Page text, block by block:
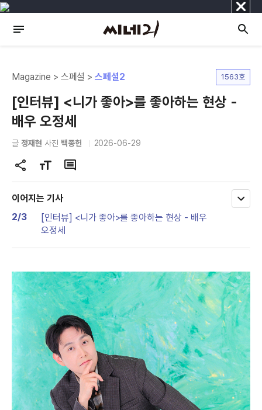
닫
기
Magazine > 스페셜 >스페셜2 1563호
[인터뷰] <니가 좋아>를 좋아하는 현상 -
배우 오정세
글 정재현 사진 백종헌 2026-06-29
공
유
하
글
자
크
변
경
댓
글
이어지는 기사
2/3
[인터뷰] <니가 좋아>를 좋아하는 현상 - 배우
오정세
모